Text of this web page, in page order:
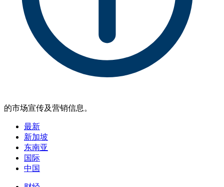
的市场宣传及营销信息。
最新
新加坡
东南亚
国际
中国